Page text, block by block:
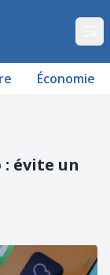
Économie
évite un